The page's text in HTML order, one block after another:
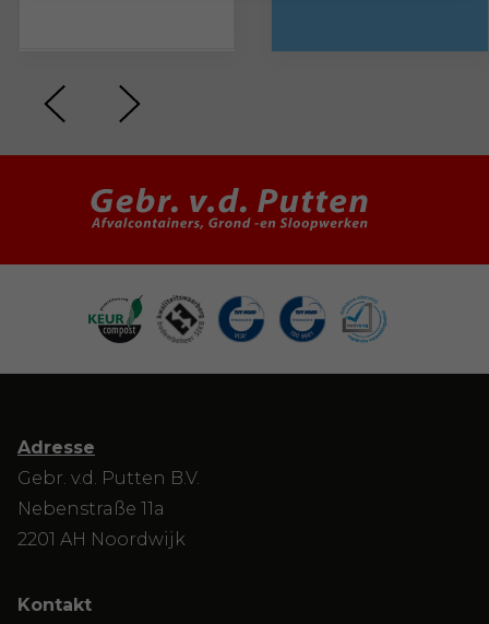
Adresse
Gebr. v.d. Putten B.V.
Nebenstraße 11a
2201 AH Noordwijk
Kontakt